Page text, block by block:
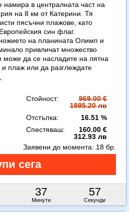
в централната част на
на 8 км от Катерини. Тя
пясъчни плажове, като
син флаг.
на планината Олимп и
привличат множество
може да се насладите на лятна
и плаж или да разглеждате
Стойност:
969.00 €
1895.20 лв
Отстъпка:
16.51 %
Спестяваш:
160.00 €
312.93 лв
37
Минути
56
Секунди
Заявени до момента: 18 бр.